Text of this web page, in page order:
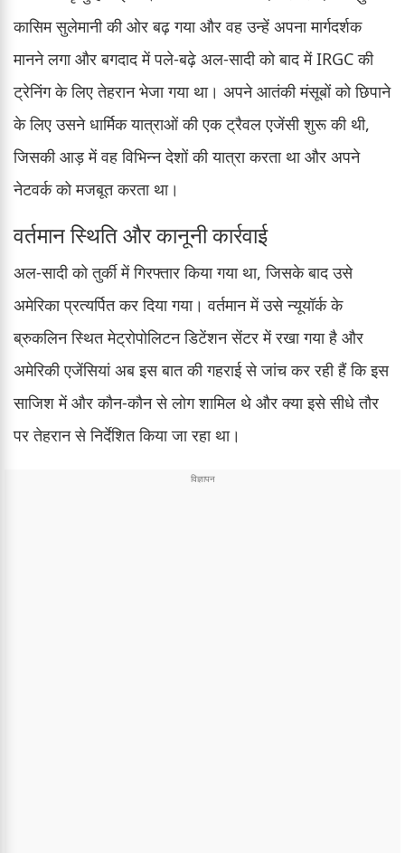
कासिम सुलेमानी की ओर बढ़ गया और वह उन्हें अपना मार्गदर्शक
मानने लगा और बगदाद में पले-बढ़े अल-सादी को बाद में IRGC की
ट्रेनिंग के लिए तेहरान भेजा गया था। अपने आतंकी मंसूबों को छिपाने
के लिए उसने धार्मिक यात्राओं की एक ट्रैवल एजेंसी शुरू की थी,
जिसकी आड़ में वह विभिन्न देशों की यात्रा करता था और अपने
नेटवर्क को मजबूत करता था।
वर्तमान स्थिति और कानूनी कार्रवाई
अल-सादी को तुर्की में गिरफ्तार किया गया था, जिसके बाद उसे
अमेरिका प्रत्यर्पित कर दिया गया। वर्तमान में उसे न्यूयॉर्क के
ब्रुकलिन स्थित मेट्रोपोलिटन डिटेंशन सेंटर में रखा गया है और
अमेरिकी एजेंसियां अब इस बात की गहराई से जांच कर रही हैं कि इस
साजिश में और कौन-कौन से लोग शामिल थे और क्या इसे सीधे तौर
पर तेहरान से निर्देशित किया जा रहा था।